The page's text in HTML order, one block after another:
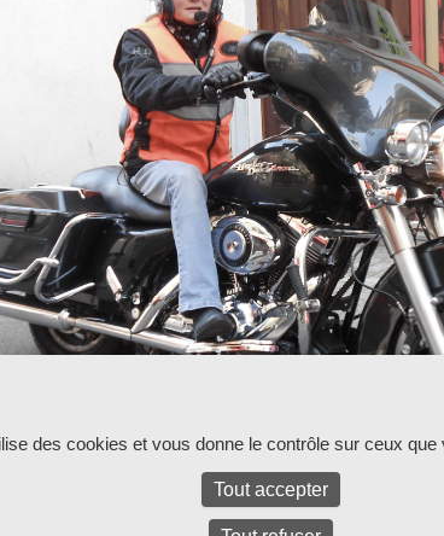
des cookies et vous donne le contrôle sur ceux
Tout accepter